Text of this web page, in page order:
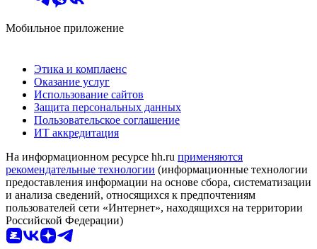
Мобильное приложение
Этика и комплаенс
Оказание услуг
Использование сайтов
Защита персональных данных
Пользовательское соглашение
ИТ аккредитация
На информационном ресурсе hh.ru применяются
рекомендательные технологии (информационные технологии
предоставления информации на основе сбора, систематизации
и анализа сведений, относящихся к предпочтениям
пользователей сети «Интернет», находящихся на территории
Российской Федерации)